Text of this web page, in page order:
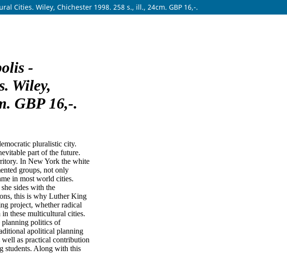
Cities. Wiley, Chichester 1998. 258 s., ill., 24cm. GBP 16,-.